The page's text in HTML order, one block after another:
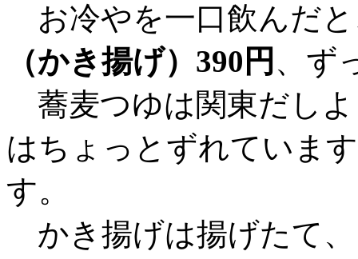
お冷やを一口飲んだ
（かき揚げ）390円 、ず
蕎麦つゆは関東だし
はちょっとずれていま
す。
かき揚げは揚げたて